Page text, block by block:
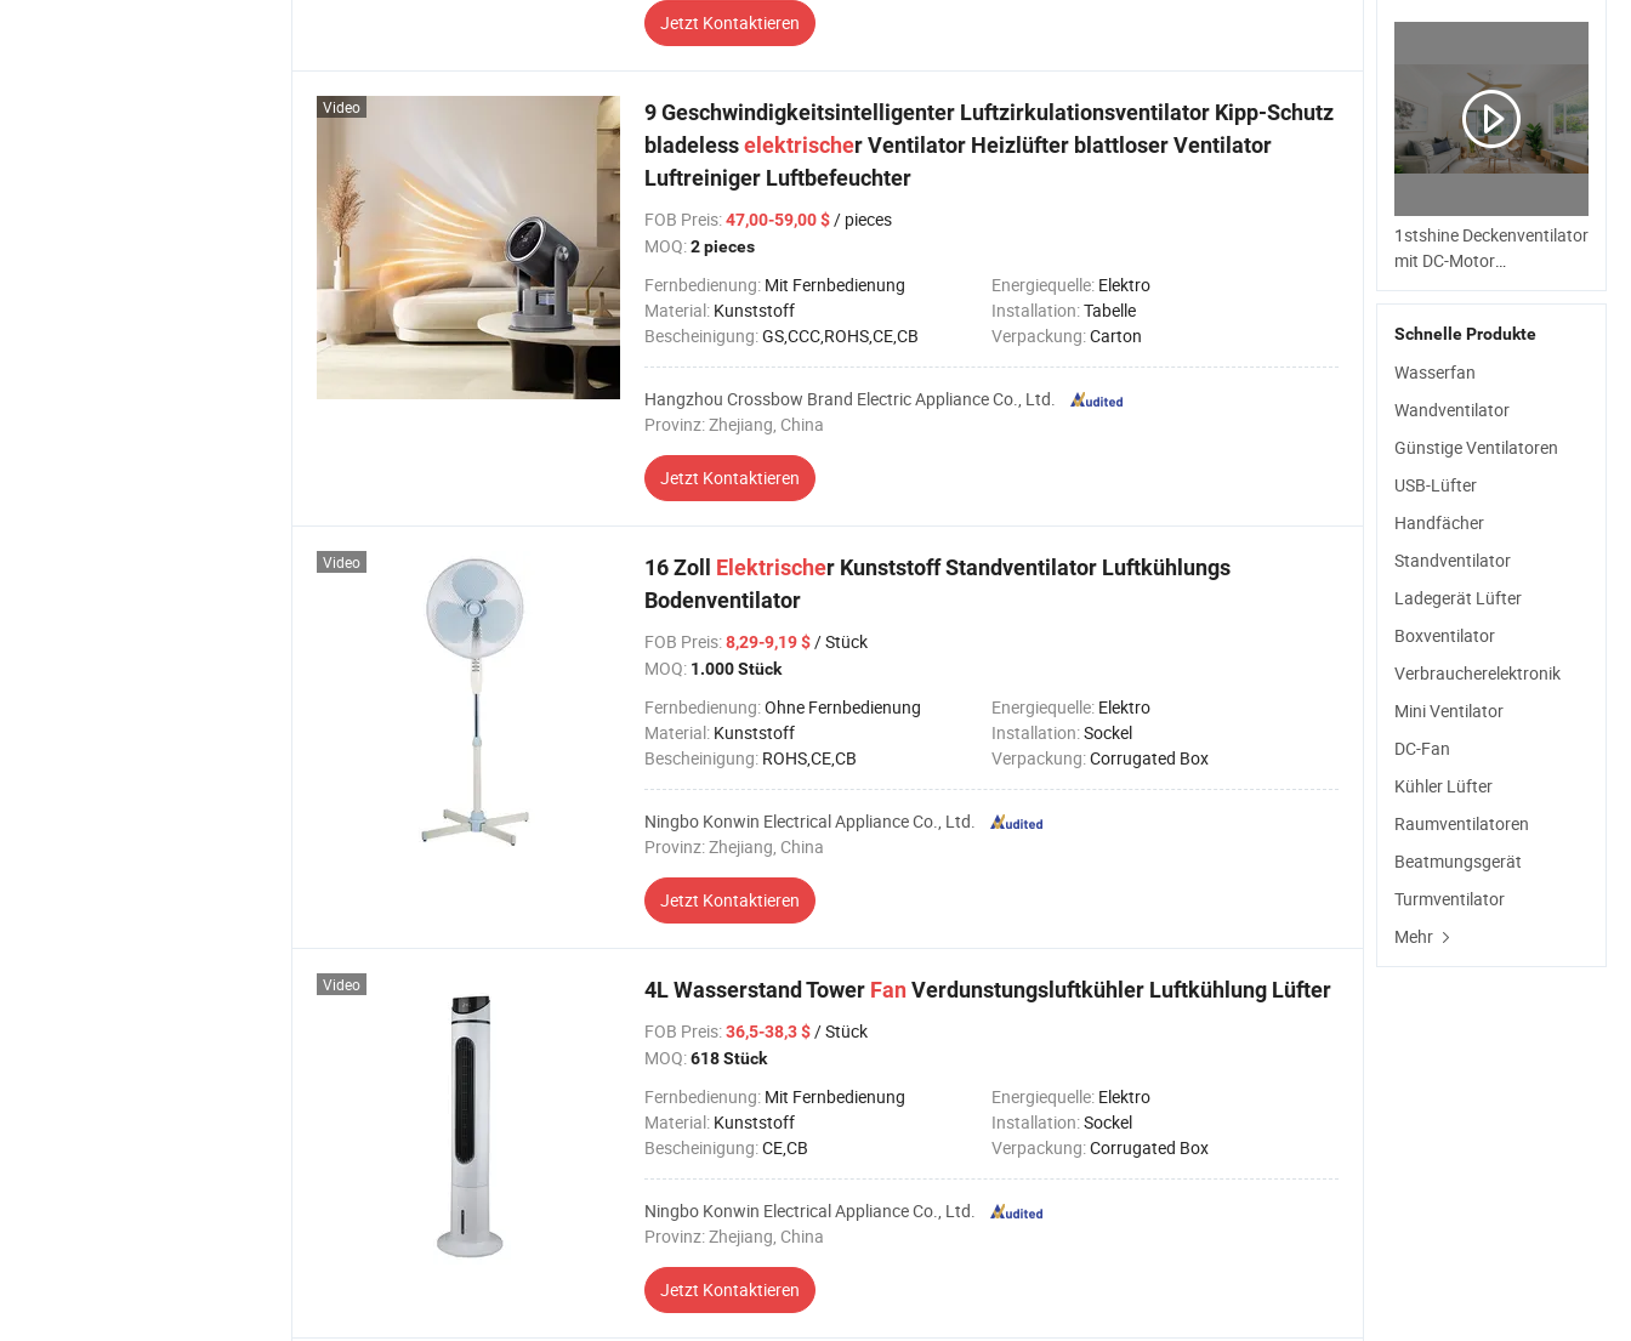
Jetzt Kontaktieren
9 Geschwindigkeitsintelligenter Luftzirkulationsventilator Kipp-Schutz
bladelesselektrischer Ventilator Heizlüfter blattloser Ventilator
Luftreiniger Luftbefeuchter
FOB Preis:47,00-59,00 $/ pieces
MOQ:2 pieces
Fernbedienung: Mit Fernbedienung Energiequelle: Elektro
Material: Kunststoff Installation:Tabelle
Bescheinigung:GS,CCC,ROHS,CE,CB Verpackung:Carton
Hangzhou Crossbow Brand Electric Appliance Co., Ltd.
Provinz: Zhejiang, China
Jetzt Kontaktieren
Video
16 Zoll Elektrischer Kunststoff Standventilator Luftkühlungs
Bodenventilator
FOB Preis:8,29-9,19 $/ Stück
MOQ: 1.000 Stück
Fernbedienung:Ohne Fernbedienung Energiequelle: Elektro
Material: Kunststoff Installation:Sockel
Bescheinigung: ROHS,CE,CB Verpackung:Corrugated Box
Ningbo Konwin Electrical Appliance Co., Ltd.
Provinz: Zhejiang, China
Jetzt Kontaktieren
Video
4L Wasserstand Tower FanVerdunstungsluftkühler Luftkühlung Lüfter
FOB Preis:36,5-38,3 $/ Stück
MOQ:618 Stück
Fernbedienung: Mit Fernbedienung Energiequelle: Elektro
Material: Kunststoff Installation:Sockel
Bescheinigung:CE,CB Verpackung:Corrugated Box
Ningbo Konwin Electrical Appliance Co., Ltd.
Provinz: Zhejiang, China
Jetzt Kontaktieren
Video
1stshine Deckenventilator
mit DC-Motor
Hochgeschwindigkeit
Smart Modern Weiß 52
Zoll Deckenventilator
Schnelle Produkte
Wasserfan
Wandventilator
Günstige Ventilatoren
USB-Lüfter
Handfächer
Standventilator
Ladegerät Lüfter
Boxventilator
Verbraucherelektronik
Mini Ventilator
DC-Fan
Kühler Lüfter
Raumventilatoren
Beatmungsgerät
Turmventilator
Mehr